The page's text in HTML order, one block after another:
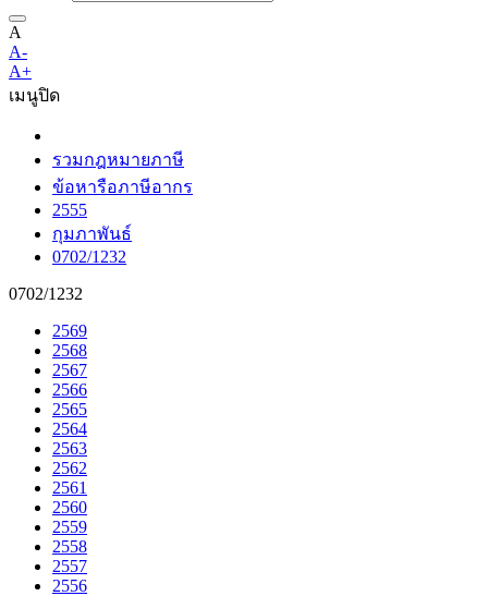
A
A-
A+
เมนูปิด
รวมกฎหมายภาษี
ข้อหารือภาษีอากร
2555
กุมภาพันธ์
0702/1232
0702/1232
2569
2568
2567
2566
2565
2564
2563
2562
2561
2560
2559
2558
2557
2556